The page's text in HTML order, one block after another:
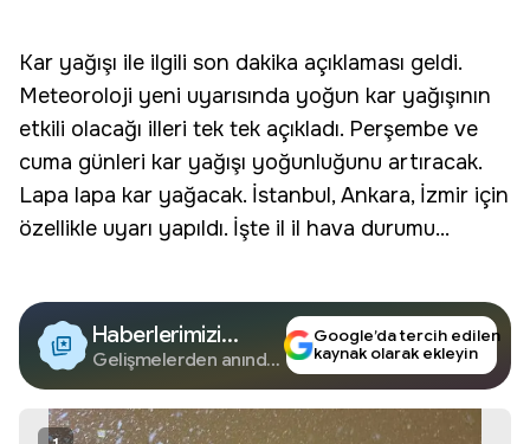
Kar yağışı ile ilgili son dakika açıklaması geldi.
Meteoroloji yeni uyarısında yoğun kar yağışının
etkili olacağı illeri tek tek açıkladı. Perşembe ve
cuma günleri kar yağışı yoğunluğunu artıracak.
Lapa lapa kar yağacak. İstanbul, Ankara, İzmir için
özellikle uyarı yapıldı. İşte il il hava durumu...
Haberlerimizi
Google'da Takip
Edin
Gelişmelerden anında
Google’da tercih edilen
kaynak olarak ekleyin